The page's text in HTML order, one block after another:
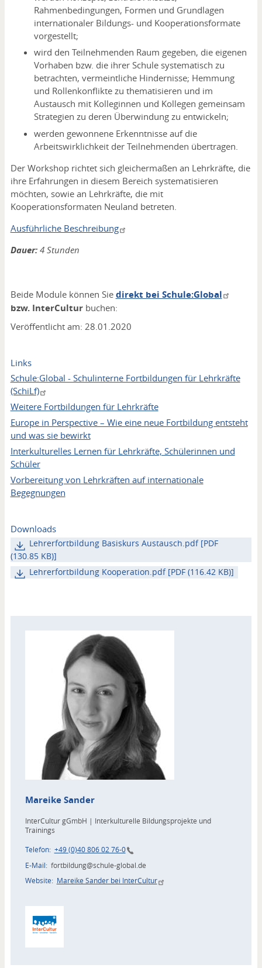
Rahmenbedingungen, Formen und Grundlagen
internationaler Bildungs- und Kooperationsformate
vorgestellt;
wird den Teilnehmenden Raum gegeben, die eigenen
Vorhaben bzw. die ihrer Schule systematisch zu
betrachten, vermeintliche Hindernisse; Hemmung
und Rollenkonflikte zu thematisieren und im
Austausch mit Kolleginnen und Kollegen gemeinsam
Strategien zu deren Überwindung zu entwickeln;
werden gewonnene Erkenntnisse auf die
Arbeitswirklichkeit der Teilnehmenden übertragen.
Der Workshop richtet sich gleichermaßen an Lehrkräfte, die
ihre Erfahrungen in diesem Bereich systematisieren
möchten, sowie an Lehrkräfte, die mit
Kooperationsformaten Neuland betreten.
Ausführliche Beschreibung
Dauer:4 Stunden
Beide Module können Sie direkt bei Schule:Global
bzw. InterCultur buchen:
Veröffentlicht am: 28.01.2020
Links
Schule:Global - Schulinterne Fortbildungen für Lehrkräfte
(SchiLf)
Weitere Fortbildungen für Lehrkräfte
Europe in Perspective – Wie eine neue Fortbildung entsteht
und was sie bewirkt
Interkulturelles Lernen für Lehrkräfte, Schülerinnen und
Schüler
Vorbereitung von Lehrkräften auf internationale
Begegnungen
Downloads
Lehrerfortbildung Basiskurs Austausch.pdf [PDF
(130.85 KB)]
Lehrerfortbildung Kooperation.pdf [PDF (116.42 KB)]
Mareike Sander
InterCultur gGmbH | Interkulturelle Bildungsprojekte und
Trainings
Telefon +49 (0)40 806 02 76-0
E-Mail
fortbildung@schule-global.de
Website
Mareike Sander bei InterCultur